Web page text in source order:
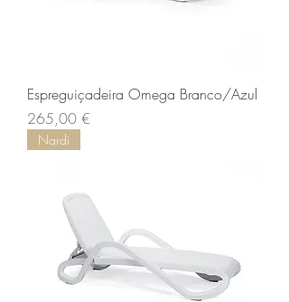
Espreguiçadeira Omega Branco/Azul
Preço
265,00 €
Nardi